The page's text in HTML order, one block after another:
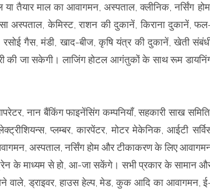
या तैयार माल का आवागमन, अस्पताल, क्लीनिक, नर्सिंग
अस्पताल, केमिस्ट, राशन की दुकानें, किराना दुकानें,
गैस, मंडी, खाद-बीज, कृषि यंत्र की दुकानें, खेती
की जा सकेगी। लाजिंग होटल आगंतुकों के साथ रूम
नान बैंकिंग फाइनेंसिंग कम्पनियाँ, सहकारी साख
प्लम्बर, कारपेंटर, मोटर मेकेनिक, आईटी
अस्पताल, नर्सिंग होम और टीकाकरण के लिए
ट्रेन के माध्यम से हो, आ-जा सकेंगे। सभी प्रकार के सामान
वाले, ड्राइवर, हाउस हेल्प, मेड, कुक आदि का आवागमन,